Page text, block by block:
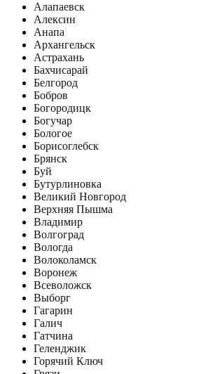
Алапаевск
Алексин
Анапа
Архангельск
Астрахань
Бахчисарай
Белгород
Бобров
Богородицк
Богучар
Бологое
Борисоглебск
Брянск
Буй
Бутурлиновка
Великий Новгород
Верхняя Пышма
Владимир
Волгоград
Вологда
Волоколамск
Воронеж
Всеволожск
Выборг
Гагарин
Галич
Гатчина
Геленджик
Горячий Ключ